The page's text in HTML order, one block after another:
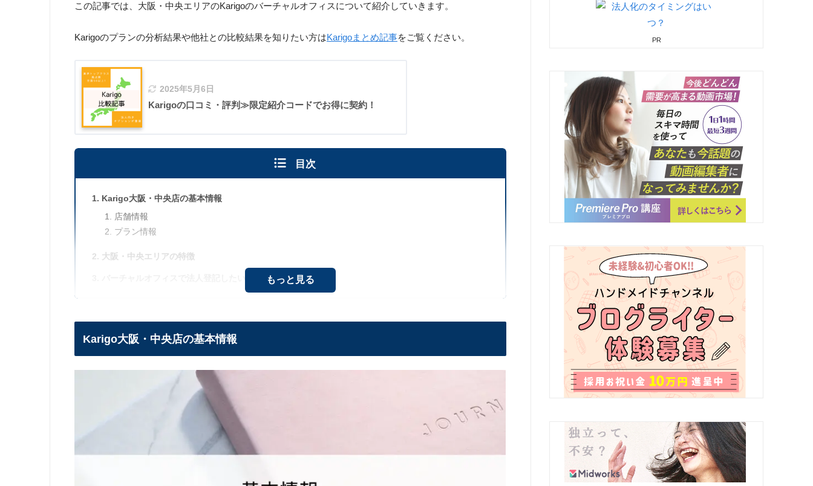
この記事では、大阪・中央エリアのKarigoのバーチャルオフィスについて紹介していきます。
Karigoのプランの分析結果や他社との比較結果を知りたい方はKarigoまとめ記事をご覧ください。
2025年5月6日
Karigoの口コミ・評判≫限定紹介コードでお得に契約！
目次
Karigo大阪・中央店の基本情報
店舗情報
プラン情報
大阪・中央エリアの特徴
バーチャルオフィスで法人登記したいならKarigoがおすすめ
もっと見る
Karigo大阪・中央店の基本情報
PR